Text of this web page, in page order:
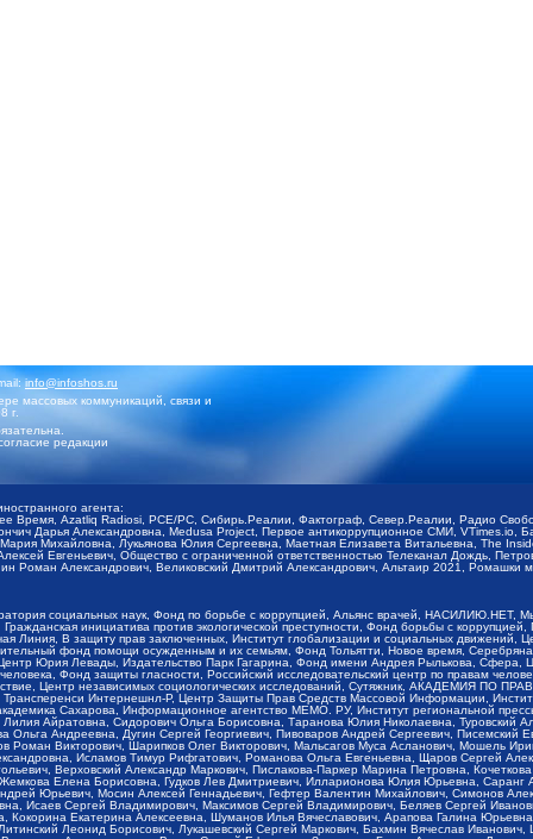
info@infoshos.ru
массовых коммуникаций, связи и
г.
редакции
агента:
Время, Azatliq Radiosi, PCE/PC, Сибирь.Реалии, Фактограф, Север.Реалии, Радио
Дарья Александровна, Medusa Project, Первое антикоррупционное СМИ,
Михайловна, Лукьянова Юлия Сергеевна, Маетная Елизавета Витальевна, The
Евгеньевич, Общество с ограниченной ответственностью Телеканал Дождь,
Александрович, Великовский Дмитрий Александрович, Альтаир 2021, Ромашки
социальных наук, Фонд по борьбе с коррупцией, Альянс врачей,
инициатива против экологической преступности, Фонд борьбы с
Линия, В защиту прав заключенных, Институт глобализации и социальных
фонд помощи осужденным и их семьям, Фонд Тольятти, Новое время,
Юрия Левады, Издательство Парк Гагарина, Фонд имени Андрея Рылькова,
Фонд защиты гласности, Российский исследовательский центр по правам
Центр независимых социологических исследований, Сутяжник, АКАДЕМИЯ ПО
Интернешнл-Р, Центр Защиты Прав Средств Массовой Информации,
Сахарова, Информационное агентство МЕМО. РУ, Институт региональной
Айратовна, Сидорович Ольга Борисовна, Таранова Юлия Николаевна, Туровский
Андреевна, Дугин Сергей Георгиевич, Пивоваров Андрей Сергеевич, Писемский
Викторович, Шарипков Олег Викторович, Мальсагов Муса Асланович, Мошель
Исламов Тимур Рифгатович, Романова Ольга Евгеньевна, Щаров Сергей
Верховский Александр Маркович, Пислакова-Паркер Марина Петровна,
Елена Борисовна, Гудков Лев Дмитриевич, Илларионова Юлия Юрьевна,
Юрьевич, Мосин Алексей Геннадьевич, Гефтер Валентин Михайлович, Симонов
Исаев Сергей Владимирович, Максимов Сергей Владимирович, Беляев Сергей
Екатерина Алексеевна, Шуманов Илья Вячеславович, Арапова Галина
Леонид Борисович, Лукашевский Сергей Маркович, Бахмин Вячеслав